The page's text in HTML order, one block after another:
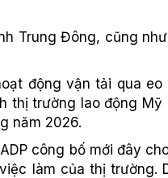
Trung Đông, cũng
động vận tải qua
thị trường lao động
năm 2026.
công bố mới đây
làm của thị